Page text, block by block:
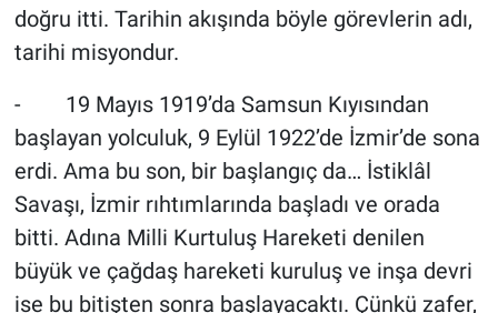
doğru itti. Tarihin akışında böyle görevlerin adı,
tarihi misyondur.
- 19 Mayıs 1919’da Samsun Kıyısından
başlayan yolculuk, 9 Eylül 1922’de İzmir’de sona
erdi. Ama bu son, bir başlangıç da… İstiklâl
Savaşı, İzmir rıhtımlarında başladı ve orada
bitti. Adına Milli Kurtuluş Hareketi denilen
büyük ve çağdaş hareketi kuruluş ve inşa devri
ise bu bitişten sonra başlayacaktı. Çünkü zafer,